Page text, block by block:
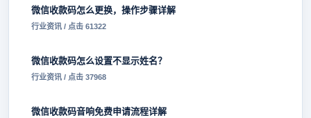
微信收款码怎么更换，操作步骤详解
行业资讯 / 点击 61322
微信收款码怎么设置不显示姓名？
行业资讯 / 点击 37968
微信收款码音响免费申请流程详解